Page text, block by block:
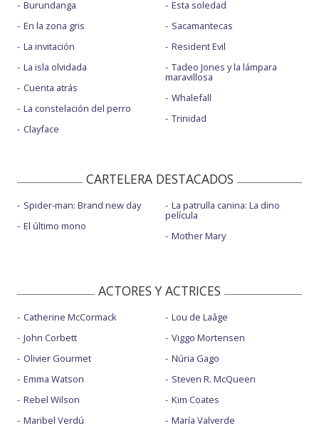
Burundanga
En la zona gris
La invitación
La isla olvidada
Cuenta atrás
La constelación del perro
Clayface
Esta soledad
Sacamantecas
Resident Evil
Tadeo Jones y la lámpara
maravillosa
Whalefall
Trinidad
CARTELERA DESTACADOS
Spider-man: Brand new day
El último mono
La patrulla canina: La dino
película
Mother Mary
ACTORES Y ACTRICES
Catherine McCormack
John Corbett
Olivier Gourmet
Emma Watson
Rebel Wilson
Maribel Verdú
Lou de Laâge
Viggo Mortensen
Núria Gago
Steven R. McQueen
Kim Coates
María Valverde